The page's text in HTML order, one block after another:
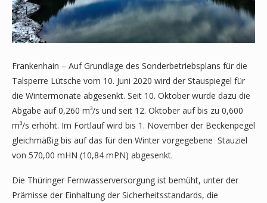
Frankenhain – Auf Grundlage des Sonderbetriebsplans für die
Talsperre Lütsche vom 10. Juni 2020 wird der Stauspiegel für
die Wintermonate abgesenkt. Seit 10. Oktober wurde dazu die
Abgabe auf 0,260 m³/s und seit 12. Oktober auf bis zu 0,600
m³/s erhöht. Im Fortlauf wird bis 1. November der Beckenpegel
gleichmäßig bis auf das für den Winter vorgegebene Stauziel
von 570,00 mHN (10,84 mPN) abgesenkt.
Die Thüringer Fernwasserversorgung ist bemüht, unter der
Prämisse der Einhaltung der Sicherheitsstandards, die